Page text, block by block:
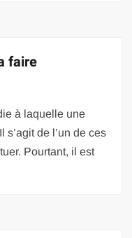
faire
à laquelle une
de l’un de ces
Pourtant, il est